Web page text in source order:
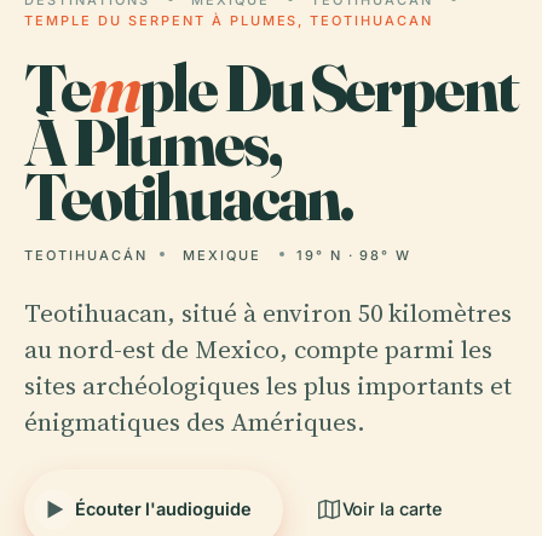
TEMPLE DU SERPENT À PLUMES, TEOTIHUACAN
Temple Du Serpent
À Plumes,
Teotihuacan.
TEOTIHUACÁN MEXIQUE 19° N · 98° W
Teotihuacan, situé à environ 50 kilomètres
au nord-est de Mexico, compte parmi les
sites archéologiques les plus importants et
énigmatiques des Amériques.
Écouter l'audioguide Voir la carte